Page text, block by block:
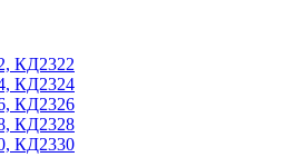
КД2322
КД2324
КД2326
КД2328
КД2330